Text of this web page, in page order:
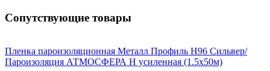
Сопутствующие товары
Пленка пароизоляционная Металл Профиль Н96 Сильвер/
Пароизоляция АТМОСФЕРА Н усиленная (1.5х50м)